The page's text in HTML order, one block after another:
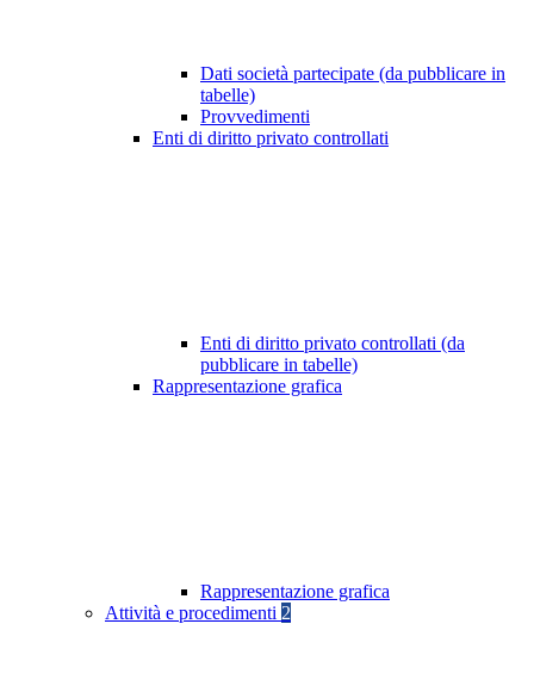
Dati società partecipate (da pubblicare in
tabelle)
Provvedimenti
Enti di diritto privato controllati
Enti di diritto privato controllati (da
pubblicare in tabelle)
Rappresentazione grafica
Rappresentazione grafica
Attività e procedimenti 2